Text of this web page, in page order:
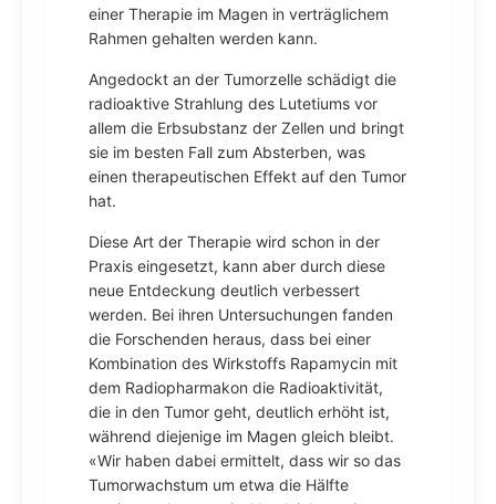
einer Therapie im Magen in verträglichem
Rahmen gehalten werden kann.
Angedockt an der Tumorzelle schädigt die
radioaktive Strahlung des Lutetiums vor
allem die Erbsubstanz der Zellen und bringt
sie im besten Fall zum Absterben, was
einen therapeutischen Effekt auf den Tumor
hat.
Diese Art der Therapie wird schon in der
Praxis eingesetzt, kann aber durch diese
neue Entdeckung deutlich verbessert
werden. Bei ihren Untersuchungen fanden
die Forschenden heraus, dass bei einer
Kombination des Wirkstoffs Rapamycin mit
dem Radiopharmakon die Radioaktivität,
die in den Tumor geht, deutlich erhöht ist,
während diejenige im Magen gleich bleibt.
«Wir haben dabei ermittelt, dass wir so das
Tumorwachstum um etwa die Hälfte